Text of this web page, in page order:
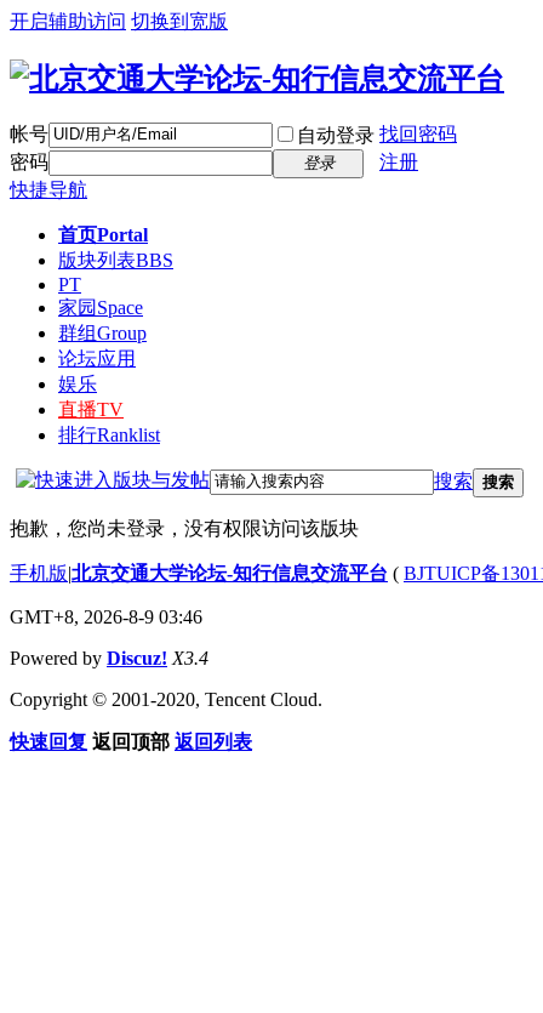
开启辅助访问 切换到宽版
帐号 自动登录 找回密码
密码
登录
注册
快捷导航
首页Portal
版块列表BBS
PT
家园 Space
群组Group
论坛应用
娱乐
直播TV
排行Ranklist
搜索 搜索
抱歉，您尚未登录，没有权限访问该版块
手机版|北京交通大学论坛-知行信息交流平台 ( BJTUICP备
GMT+8, 2026-8-9 03:46
Powered by Discuz! X3.4
Copyright © 2001-2020, Tencent Cloud.
快速回复 返回顶部 返回列表